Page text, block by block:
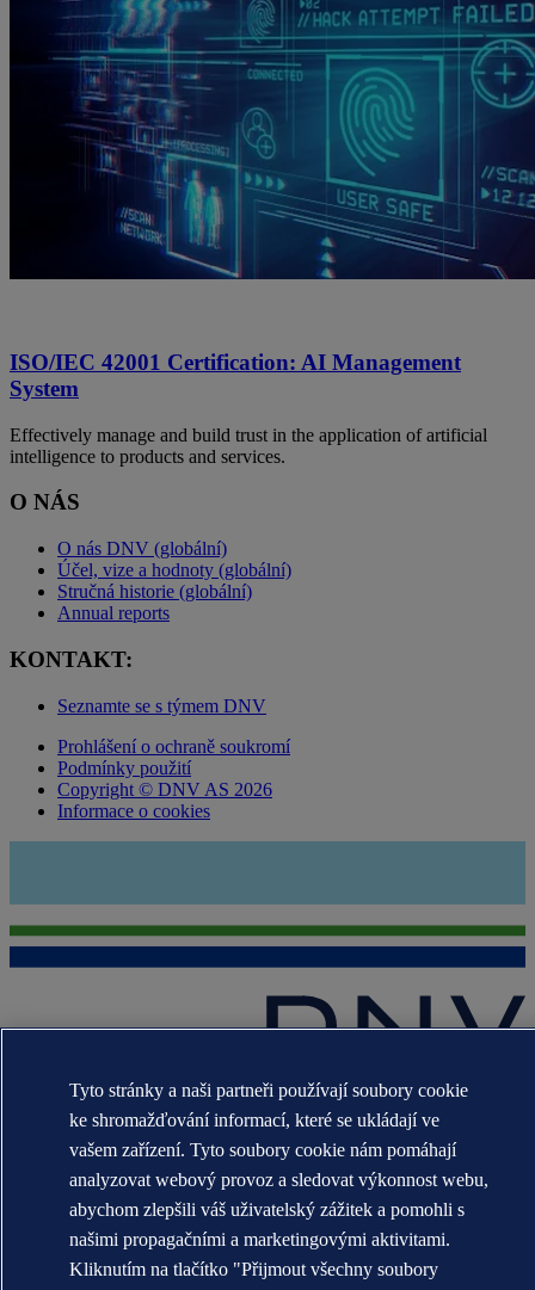
ISO/IEC 42001 Certification: AI Management
System
Effectively manage and build trust in the application of artificial
intelligence to products and services.
O NÁS
O nás DNV (globální)
Účel, vize a hodnoty (globální)
Stručná historie (globální)
Annual reports
KONTAKT:
Seznamte se s týmem DNV
Prohlášení o ochraně soukromí
Podmínky použití
Copyright © DNV AS 2026
Informace o cookies
Ochranné známky DNV GL®, DNV®, The Horizon Graphic a Det
Norske Veritas® jsou majetkem společností skupiny Det Norske
Veritas. Všechna práva vyhrazena.
WHEN TRUST MATTERS
Tyto stránky a naši partneři používají soubory cookie
ke shromažďování informací, které se ukládají ve
vašem zařízení. Tyto soubory cookie nám pomáhají
analyzovat webový provoz a sledovat výkonnost webu,
abychom zlepšili váš uživatelský zážitek a pomohli s
našimi propagačními a marketingovými aktivitami.
Kliknutím na tlačítko "Přijmout všechny soubory